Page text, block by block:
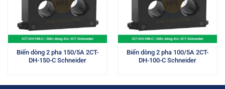
Biến dòng 2 pha 150/5A 2CT-
DH-150-C Schneider
Biến dòng 2 pha 100/5A 2CT-
DH-100-C Schneider